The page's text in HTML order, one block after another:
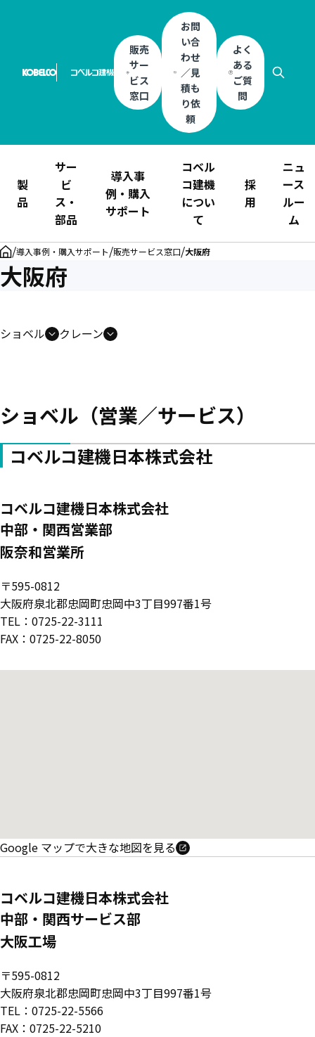
販売
サー
ビス
窓口
お問
い合
わせ
／見
積も
り依
頼
よく
ある
ご質
問
製
品
サー
ビ
ス・
部品
導入事
例・購入
サポート
コベル
コ建機
につい
て
採
用
ニュ
ース
ルー
ム
/導入事例・購入サポート/販売サービス窓口/大阪府
大阪府
ショベル クレーン
ショベル（営業／サービス）
コベルコ建機日本株式会社
コベルコ建機日本株式会社
中部・関西営業部
阪奈和営業所
〒595-0812
大阪府泉北郡忠岡町忠岡中3丁目997番1号
TEL：0725-22-3111
FAX：0725-22-8050
Google マップで大きな地図を見る
コベルコ建機日本株式会社
中部・関西サービス部
大阪工場
〒595-0812
大阪府泉北郡忠岡町忠岡中3丁目997番1号
TEL：0725-22-5566
FAX：0725-22-5210